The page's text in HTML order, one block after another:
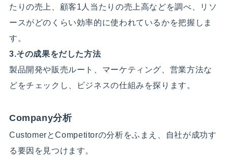
たりの売上、顧客1人当たりの売上高などを調べ、リソ
ースがどのくらい効率的に使われているかを把握しま
す。
3.その成果をだした方法
製品開発や販売ルート、マーケティング、営業方法な
どをチェックし、ビジネスの仕組みを探ります。
Company分析
CustomerとCompetitorの分析をふまえ、自社が成功す
る要因を見つけます。